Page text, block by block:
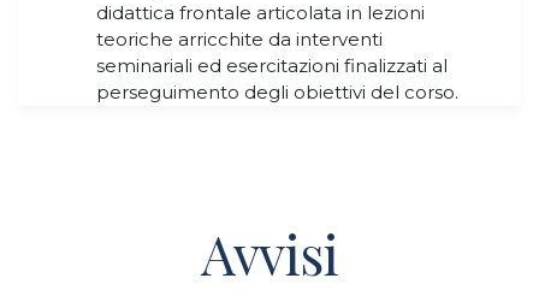
didattica frontale articolata in lezioni
teoriche arricchite da interventi
seminariali ed esercitazioni finalizzati al
perseguimento degli obiettivi del corso.
Avvisi